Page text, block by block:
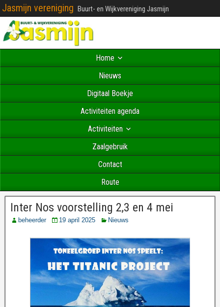
Jasmijn vereniging Buurt- en Wijkvereniging Jasmijn
Home
Nieuws
Digitaal Boekje
Activiteiten agenda
Activiteiten
Zaalgebruik
Contact
Route
Inter Nos voorstelling 2,3 en 4 mei
beheerder 19 april 2025 Nieuws